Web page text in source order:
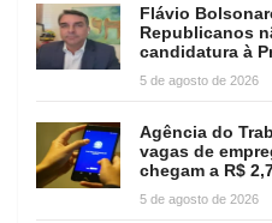
Flávio
Republicanos
candidatura à
5 de agosto de 2026
Agência do
vagas de
chegam a R$
5 de agosto de 2026